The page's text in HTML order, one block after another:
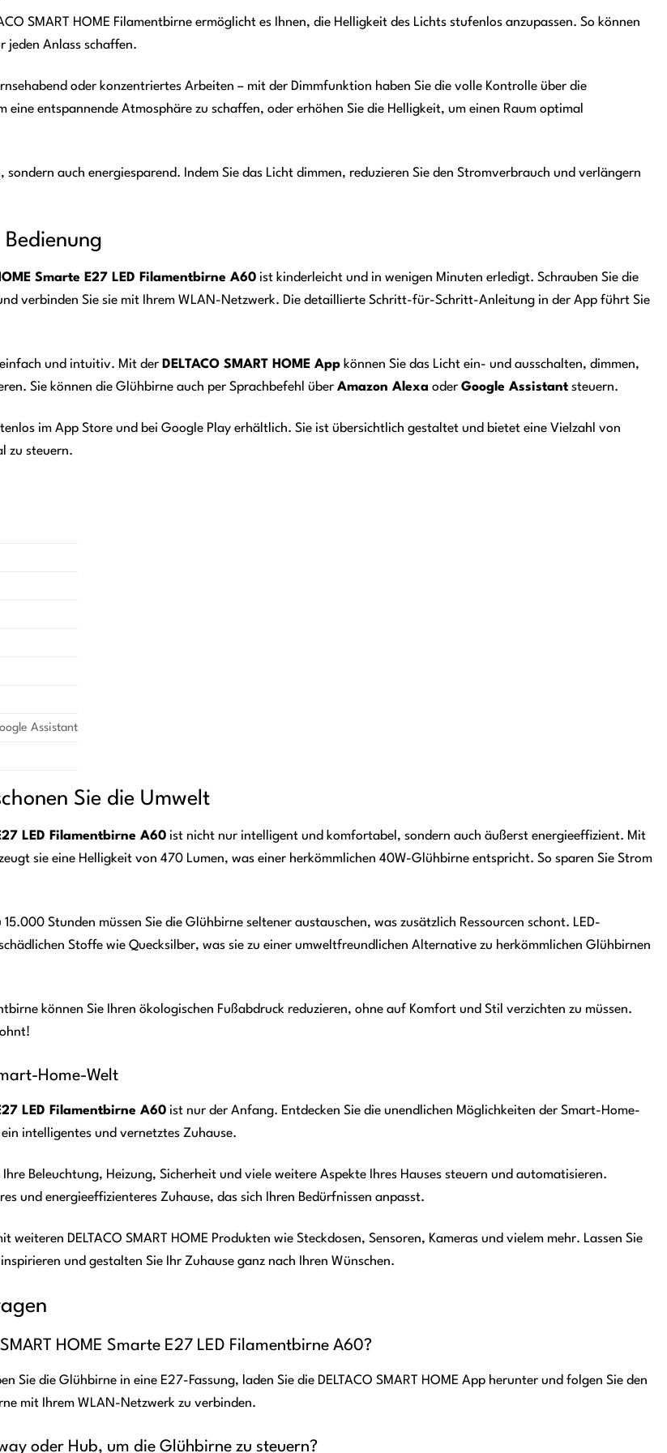
SMART HOME Filamentbirne ermöglicht es Ihnen, die Helligkeit des Lichts stufenlos anzupassen. So können
jeden Anlass schaffen.
oder konzentriertes Arbeiten – mit der Dimmfunktion haben Sie die volle Kontrolle über die
eine entspannende Atmosphäre zu schaffen, oder erhöhen Sie die Helligkeit, um einen Raum optimal
auch energiesparend. Indem Sie das Licht dimmen, reduzieren Sie den Stromverbrauch und verlängern
Smarte E27 LED Filamentbirne A60 ist kinderleicht und in wenigen Minuten erledigt. Schrauben Sie die
verbinden Sie sie mit Ihrem WLAN-Netzwerk. Die detaillierte Schritt-für-Schritt-Anleitung in der App führt Sie
und intuitiv. Mit der DELTACO SMART HOME App können Sie das Licht ein- und ausschalten, dimmen,
Sie können die Glühbirne auch per Sprachbefehl über Amazon Alexa oder Google Assistant steuern.
im App Store und bei Google Play erhältlich. Sie ist übersichtlich gestaltet und bietet eine Vielzahl von
zu steuern.
Assistant
Sie die Umwelt
LED Filamentbirne A60 ist nicht nur intelligent und komfortabel, sondern auch äußerst energieeffizient. Mit
sie eine Helligkeit von 470 Lumen, was einer herkömmlichen 40W-Glühbirne entspricht. So sparen Sie Strom
Stunden müssen Sie die Glühbirne seltener austauschen, was zusätzlich Ressourcen schont. LED-
Stoffe wie Quecksilber, was sie zu einer umweltfreundlichen Alternative zu herkömmlichen Glühbirnen
können Sie Ihren ökologischen Fußabdruck reduzieren, ohne auf Komfort und Stil verzichten zu müssen.
Home-Welt
LED Filamentbirne A60 ist nur der Anfang. Entdecken Sie die unendlichen Möglichkeiten der Smart-Home-
intelligentes und vernetztes Zuhause.
Ihre Beleuchtung, Heizung, Sicherheit und viele weitere Aspekte Ihres Hauses steuern und automatisieren.
und energieeffizienteres Zuhause, das sich Ihren Bedürfnissen anpasst.
weiteren DELTACO SMART HOME Produkten wie Steckdosen, Sensoren, Kameras und vielem mehr. Lassen Sie
und gestalten Sie Ihr Zuhause ganz nach Ihren Wünschen.
HOME Smarte E27 LED Filamentbirne A60?
Sie die Glühbirne in eine E27-Fassung, laden Sie die DELTACO SMART HOME App herunter und folgen Sie den
mit Ihrem WLAN-Netzwerk zu verbinden.
oder Hub, um die Glühbirne zu steuern?